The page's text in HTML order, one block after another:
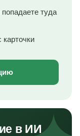
туда
в ИИ